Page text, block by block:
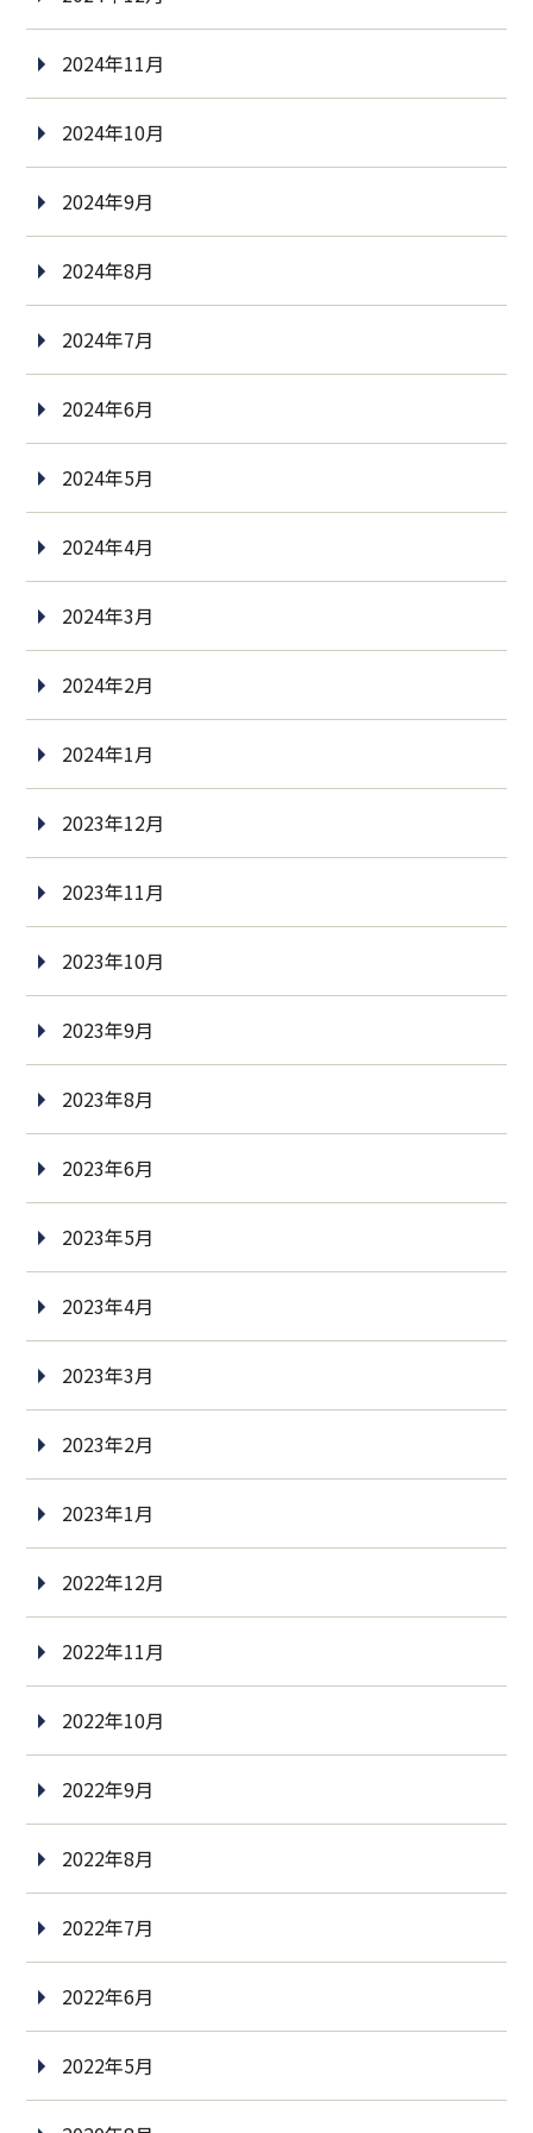
2024年11月
2024年10月
2024年9月
2024年8月
2024年7月
2024年6月
2024年5月
2024年4月
2024年3月
2024年2月
2024年1月
2023年12月
2023年11月
2023年10月
2023年9月
2023年8月
2023年6月
2023年5月
2023年4月
2023年3月
2023年2月
2023年1月
2022年12月
2022年11月
2022年10月
2022年9月
2022年8月
2022年7月
2022年6月
2022年5月